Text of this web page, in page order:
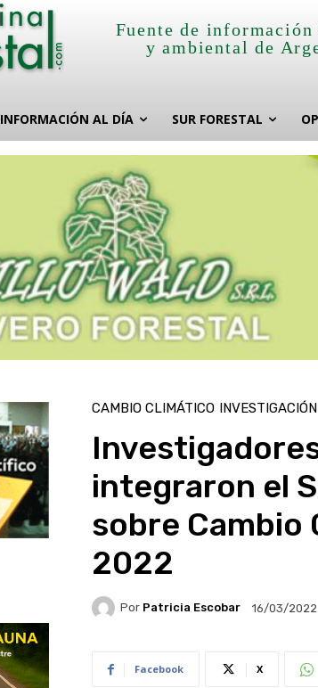
Fuente de
y ambiental de
INFORMACIÓN AL DÍA SUR FORESTAL
CAMBIO CLIMÁTICO INVESTIGACIÓN
integraron el
sobre Cambio
2022
Por Patricia Escobar 16/03/2022
Facebook X